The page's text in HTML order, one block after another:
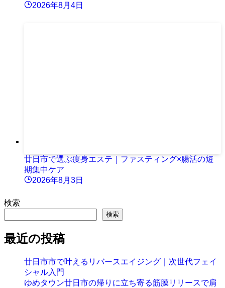
2026年8月4日
廿日市で選ぶ痩身エステ｜ファスティング×腸活の短
期集中ケア
2026年8月3日
検索
検索
最近の投稿
廿日市市で叶えるリバースエイジング｜次世代フェイ
シャル入門
ゆめタウン廿日市の帰りに立ち寄る筋膜リリースで肩